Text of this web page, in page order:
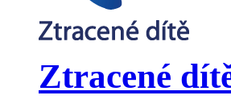
Ztracené